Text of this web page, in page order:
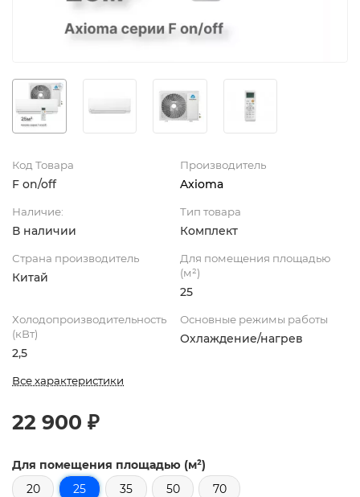
Код Товара
F on/off
Производитель
Axioma
Наличие:
В наличии
Тип товара
Комплект
Страна производитель
Китай
Для помещения площадью
(м²)
25
Холодопроизводительность
(кВт)
2,5
Основные режимы работы
Охлаждение/нагрев
Все характеристики
22 900 ₽
Для помещения площадью (м²)
20
25 35 50 70